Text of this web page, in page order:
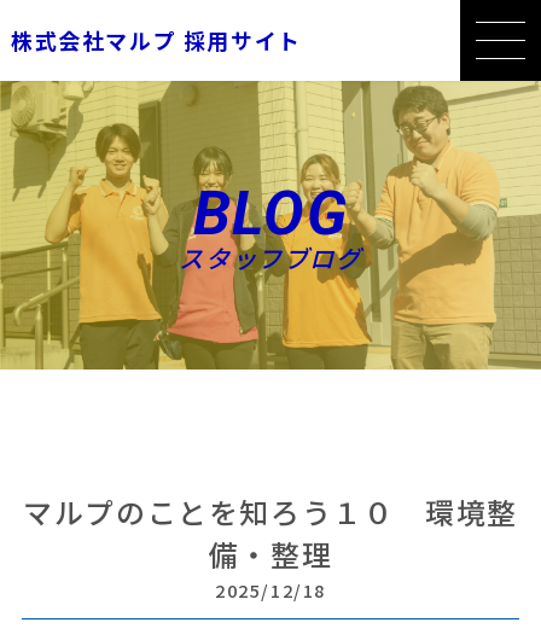
株式会社マルプ 採用サイト
BLOG
スタッフブログ
マルプのことを知ろう１０ 環境整
備・整理
2025/12/18